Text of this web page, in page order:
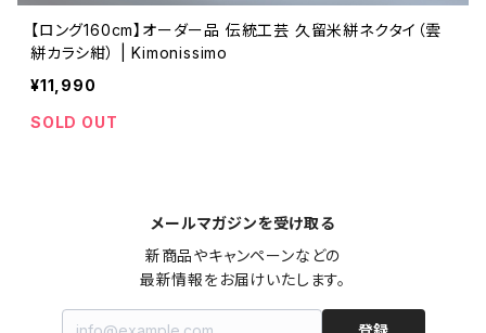
【ロング160cm】オーダー品 伝統工芸 久留米絣ネクタイ（雲
絣カラシ紺） | Kimonissimo
¥11,990
SOLD OUT
メールマガジンを受け取る
新商品やキャンペーンなどの
最新情報をお届けいたします。